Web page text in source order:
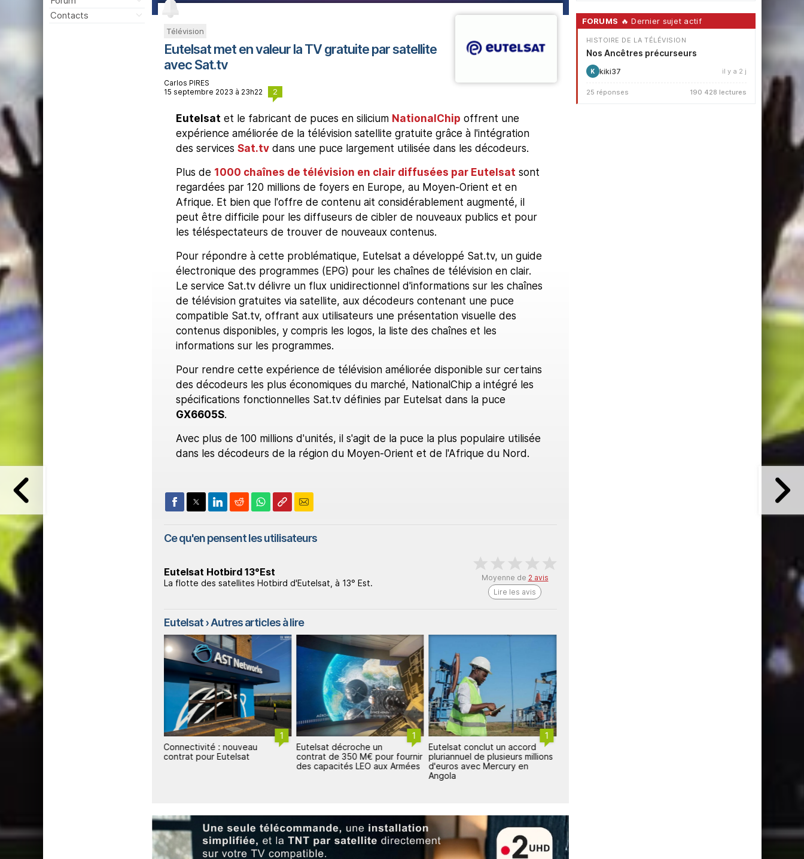
Contacts
Télévision
Eutelsat met en valeur la TV gratuite par satellite
avec Sat.tv
Carlos PIRES
15 septembre 2023 à 23h22
2
Eutelsat et le fabricant de puces en silicium NationalChip offrent une
expérience améliorée de la télévision satellite gratuite grâce à l'intégration
des services Sat.tvdans une puce largement utilisée dans les décodeurs.
Plus de 1000 chaînes de télévision en clair diffusées par Eutelsat sont
regardées par 120 millions de foyers en Europe, au Moyen-Orient et en
Afrique. Et bien que l'offre de contenu ait considérablement augmenté, il
peut être difficile pour les diffuseurs de cibler de nouveaux publics et pour
les téléspectateurs de trouver de nouveaux contenus.
Pour répondre à cette problématique, Eutelsat a développé Sat.tv, un guide
électronique des programmes (EPG) pour les chaînes de télévision en clair.
Le service Sat.tv délivre un flux unidirectionnel d'informations sur les chaînes
de télévision gratuites via satellite, aux décodeurs contenant une puce
compatible Sat.tv, offrant aux utilisateurs une présentation visuelle des
contenus disponibles, y compris les logos, la liste des chaînes et les
informations sur les programmes.
Pour rendre cette expérience de télévision améliorée disponible sur certains
des décodeurs les plus économiques du marché, NationalChip a intégré les
spécifications fonctionnelles Sat.tv définies par Eutelsat dans la puce
GX6605S.
Avec plus de 100 millions d'unités, il s'agit de la puce la plus populaire utilisée
dans les décodeurs de la région du Moyen-Orient et de l'Afrique du Nord.
Ce qu'en pensent les utilisateurs
Eutelsat Hotbird 13°Est
La flotte des satellites Hotbird d'Eutelsat, à 13° Est. Moyenne de 2 avis
Lire les avis
Eutelsat› Autres articles à lire
1
Connectivité : nouveau
contrat pour Eutelsat
1
Eutelsat décroche un
contrat de 350 M€ pour fournir
des capacités LEO aux Armées
1
Eutelsat conclut un accord
pluriannuel de plusieurs millions
d'euros avec Mercury en
Angola
FORUMS 🔥 Dernier sujet actif
HISTOIRE DE LA TÉLÉVISION
Nos Ancêtres précurseurs
K kiki37 il y a 2 j
25 réponses 190 428 lectures